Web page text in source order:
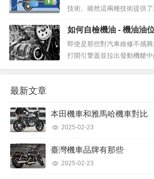
技術。雖然這兩種技術提供
們的工作原理和優缺點存在
我們將仔細研究電動汽車和氫
技術現狀以及下一步計劃。...
如何自檢機油 - 機油油
即使是那些對汽車維修不感
打開引擎蓋並拉出發動機艙
最新文章
本田機車和雅馬哈機車對比
2025-02-23
臺灣機車品牌有那些
2025-02-23